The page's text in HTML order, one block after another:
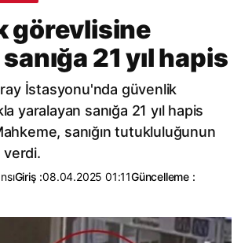
görevlisine
21 yıl hapis
İstasyonu'nda güvenlik
yaralayan sanığa 21 yıl hapis
sanığın tutukluluğunun
verdi.
Giriş :08.04.2025 01:11Güncelleme :